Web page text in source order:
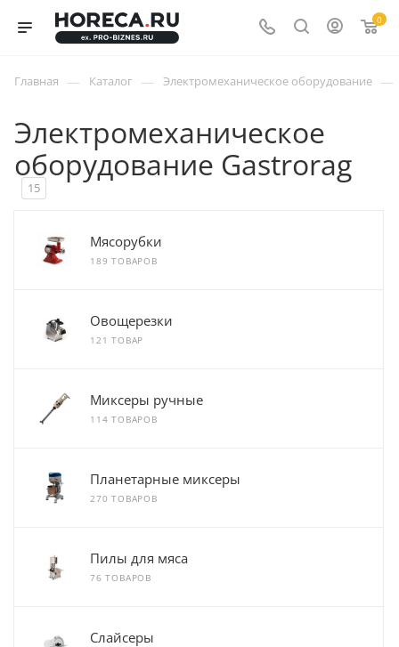
0
Главная — Каталог — Электромеханическое оборудование —
Электромеханическое
оборудование Gastrorag
15
Мясорубки
189 ТОВАРОВ
Овощерезки
121 ТОВАР
Миксеры ручные
114 ТОВАРОВ
Планетарные миксеры
270 ТОВАРОВ
Пилы для мяса
76 ТОВАРОВ
Слайсеры